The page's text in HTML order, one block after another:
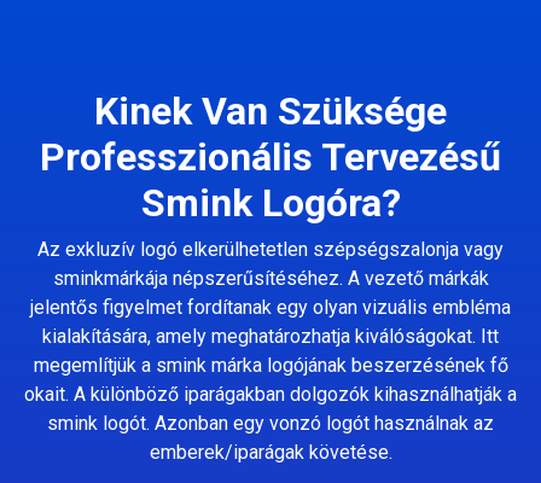
Kinek Van Szüksége
Professzionális Tervezésű
Smink Logóra?
Az exkluzív logó elkerülhetetlen szépségszalonja vagy
sminkmárkája népszerűsítéséhez. A vezető márkák
jelentős figyelmet fordítanak egy olyan vizuális embléma
kialakítására, amely meghatározhatja kiválóságokat. Itt
megemlítjük a smink márka logójának beszerzésének fő
okait. A különböző iparágakban dolgozók kihasználhatják a
smink logót. Azonban egy vonzó logót használnak az
emberek/iparágak követése.